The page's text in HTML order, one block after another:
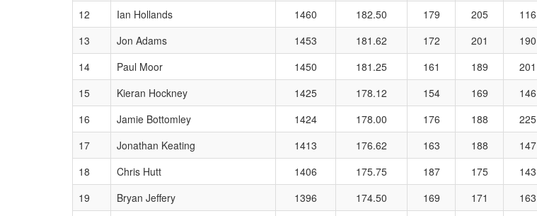
12
Ian Hollands 1460 182.50 179 205 116
13
Jon Adams 1453 181.62 172 201 190
14
Paul Moor 1450 181.25 161 189 201
15
Kieran Hockney 1425 178.12 154 169 146
16
Jamie Bottomley 1424 178.00 176 188 225
17
Jonathan Keating 1413 176.62 163 188 147
18
Chris Hutt 1406 175.75 187 175 143
19
Bryan Jeffery 1396 174.50 169 171 163